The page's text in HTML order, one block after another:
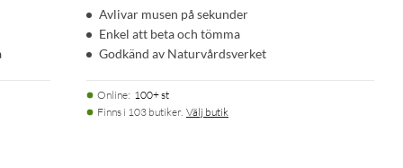
Avlivar musen på sekunder
Enkel att beta och tömma
Godkänd av Naturvårdsverket
Online: 100+ st
Finns i 103 butiker. Välj butik